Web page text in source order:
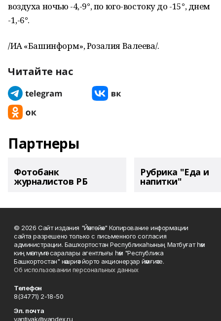
воздуха ночью -4,-9°, по юго-востоку до -15°, днем
-1,-6°.
/ИА «Башинформ», Розалия Валеева/.
Читайте нас
Партнеры
Фотобанк
журналистов РБ
Рубрика "Еда и
напитки"
© 2026 Сайт издания "Йәнтөйәк" Копирование информации
сайта разрешено только с письменного согласия
администрации. Башҡортостан Республикаһының Матбуғат һәм
киң мәғлүмәт саралары агентлығы һәм "Республика
Башкортостан" нәшриәт йорто акционерҙар йәмғиәте.
Об использовании персональных данных
Телефон
8(34771) 2-18-50
Эл. почта
yantiyak@yandex.ru